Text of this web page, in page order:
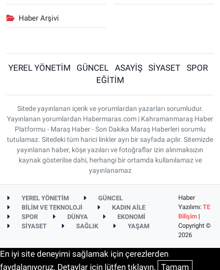
Haber Arşivi
YEREL YÖNETİM GÜNCEL ASAYİŞ SİYASET
SPOR
EĞİTİM
Sitede yayınlanan içerik ve yorumlardan yazarları sorumludur.
Yayınlanan yorumlardan Habermaras.com | Kahramanmaraş Haber
Platformu - Maraş Haber - Son Dakika Maraş Haberleri sorumlu
tutulamaz. Sitedeki tüm harici linkler ayrı bir sayfada açılır. Sitemizde
yayınlanan haber, köşe yazıları ve fotoğraflar izin alınmaksızın
kaynak gösterilse dahi, herhangi bir ortamda kullanılamaz ve
yayınlanamaz
YEREL YÖNETİM
GÜNCEL
BİLİM VE TEKNOLOJİ
KADIN AİLE
SPOR
DÜNYA
EKONOMİ
SİYASET
SAĞLIK YAŞAM
Haber
Yazılımı: TE
Bilişim|
Copyright ©
2026
En iyi site deneyimi sağlamak için çerezlerden
faydalanıyoruz. Detaylar için lütfen tıklayın. Tamam